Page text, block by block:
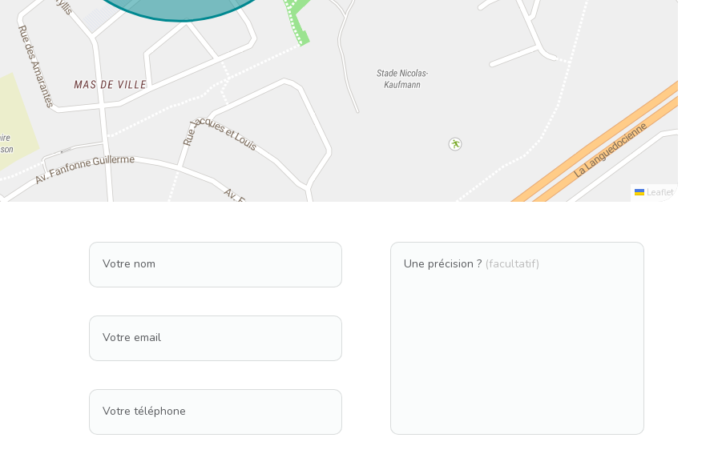
Leaflet
Votre nom
Votre email
Votre téléphone
Une précision ? (facultatif)